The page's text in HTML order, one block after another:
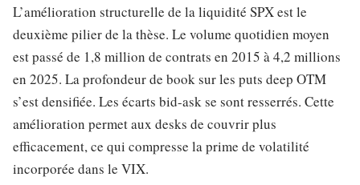
L’amélioration structurelle de la liquidité SPX est le
deuxième pilier de la thèse. Le volume quotidien moyen
est passé de 1,8 million de contrats en 2015 à 4,2 millions
en 2025. La profondeur de book sur les puts deep OTM
s’est densifiée. Les écarts bid-ask se sont resserrés. Cette
amélioration permet aux desks de couvrir plus
efficacement, ce qui compresse la prime de volatilité
incorporée dans le VIX.